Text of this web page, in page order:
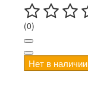
(0)
Нет в наличии